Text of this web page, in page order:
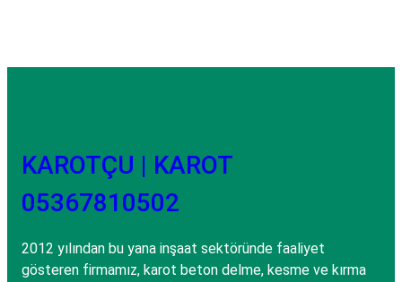
KAROTÇU | KAROT
05367810502
2012 yılından bu yana inşaat sektöründe faaliyet
gösteren firmamız, karot beton delme, kesme ve kırma